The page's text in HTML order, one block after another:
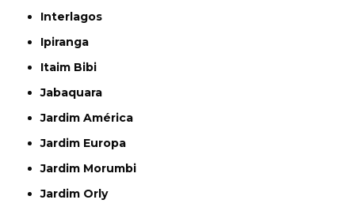
Interlagos
Ipiranga
Itaim Bibi
Jabaquara
Jardim América
Jardim Europa
Jardim Morumbi
Jardim Orly